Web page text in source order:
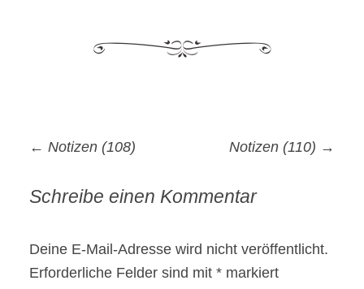
Artikel-
← Notizen (108) Notizen (110) →
Schreibe einen Kommentar
Deine E-Mail-Adresse wird nicht veröffentlicht.
Erforderliche Felder sind mit * markiert